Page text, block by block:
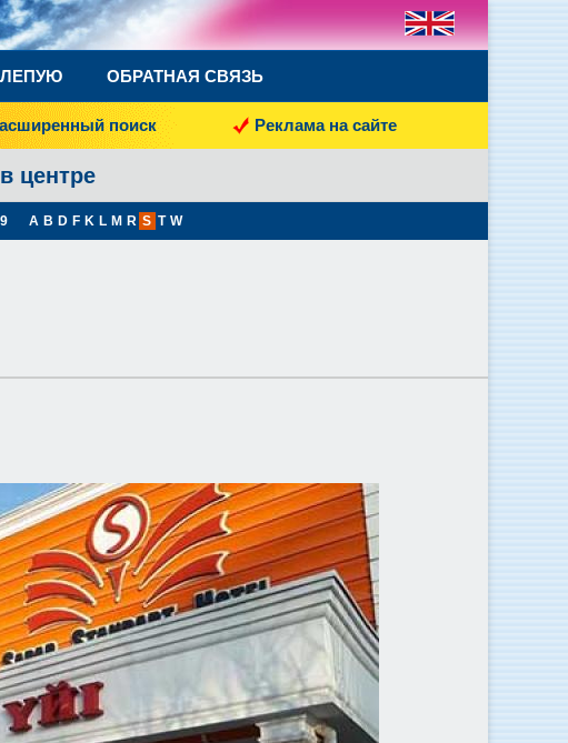
ОБРАТНАЯ СВЯЗЬ
поиск Реклама на сайте
центре
9 A B D F K L M R S T W